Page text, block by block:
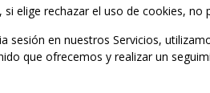
si elige rechazar el uso de cookies,
sesión en nuestros Servicios,
que ofrecemos y realizar un